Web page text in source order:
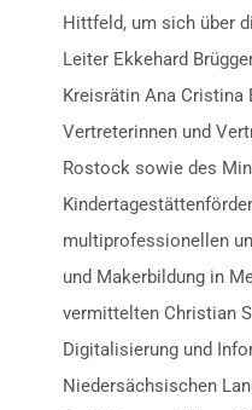
Hittfeld, um sich über
Leiter Ekkehard
Kreisrätin Ana
Vertreterinnen und
Rostock sowie des
multiprofessionellen
und Makerbildung in
vermittelten Christian
Digitalisierung und
Niedersächsischen